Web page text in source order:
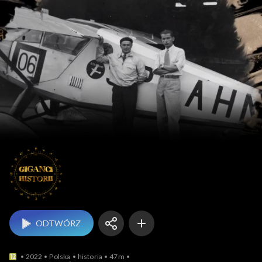
Giganci historii
ODTWÓRZ
2022 Polska historia
47m